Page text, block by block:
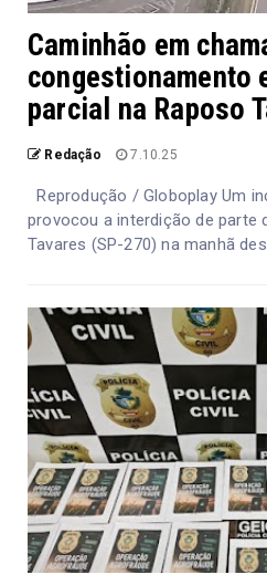
Caminhão em
congestionamento
parcial na Raposo
Redação 7.10.25
Reprodução / Globoplay Um
provocou a interdição de parte
Tavares (SP-270) na manhã